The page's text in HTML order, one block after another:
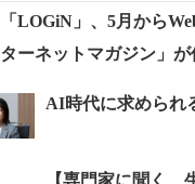
LOGiN」、5月から
ターネットマガジン」